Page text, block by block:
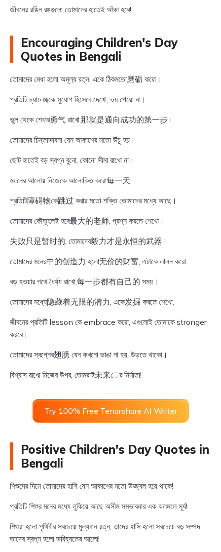
জীবনের রঙিন রঙগুলো তোমাদের হাতেই আঁকা হবে!
Encouraging Children's Day
Quotes in Bengali
তোমাদের মেধা হলো অমূল্য রত্ন, একে ঠিকমতো磨砺 করো।
প্রতিটি চ্যালেঞ্জকে সুযোগ হিসেবে দেখো, ভয় পেয়ো না।
ভুল থেকে শেখার勇气 রাখো,那就是通向成功的第一步।
তোমাদের চিন্তাভাবনা যেন আকাশের মতো উঁচু হয়।
ছোট হাতেই বড় স্বপ্ন বুনো, কোনো সীমা রাখো না।
জ্ঞানের আলোয় নিজেকে আলোকিত করো每一天.
প্রতিটি障碍物কে跳过 করার মতো শক্তি তোমাদের মধ্যে আছে।
তোমাদের কৌতূহলই হবে最大的老师, প্রশ্ন করতে শেখো।
失败只是暂时的, তোমাদের毅力才是永恒的武器।
তোমাদের মনের中的创造力 হলো无价的财富, এটাকে লালন করো.
বড় হওয়ার পথে ধৈর্য্য রাখো,每一步都有自己的 সময়।
তোমাদের মধ্যে隐藏着无限的潜力, একে发掘 করতে শেখো.
জীবনের প্রতিটি lesson কে embrace করো, এগুলোই তোমাকে stronger
করবে।
তোমাদের স্বপ্নের翅膀 যেন কখনো ভাঙা না হয়, উড়তে থাকো।
বিশ্বাস রাখো নিজের উপর, তোমরাই未来ের নির্মাতা!
Try 100% Free Tenorshare AI Writer
Positive Children's Day Quotes in
Bengali
শিশুদের দিনে তোমাদের হাসি যেন আকাশের মতো উজ্জ্বল হয়ে থাকে!
প্রতিটি শিশুর মনের মধ্যে লুকিয়ে আছে অসীম সম্ভাবনার এক ঝলমলে সূর্য!
শিশুরা হলো পৃথিবীর সবচেয়ে মূল্যবান রত্ন, তাদের হাসি হলো সবচেয়ে বড় সম্পদ,
তাদের স্বপ্ন হলো ভবিষ্যতের আলো!